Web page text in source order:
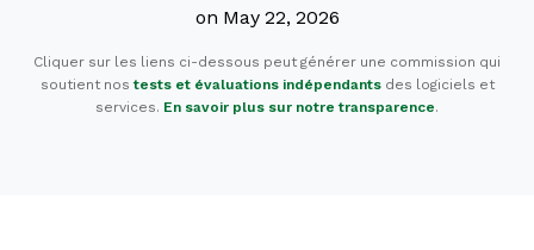
on May 22, 2026
Cliquer sur les liens ci-dessous peut générer une commission qui
soutient nostests et évaluations indépendantsdes logiciels et
services. En savoir plus sur notre transparence.